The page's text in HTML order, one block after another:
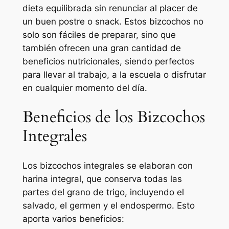
dieta equilibrada sin renunciar al placer de
un buen postre o snack. Estos bizcochos no
solo son fáciles de preparar, sino que
también ofrecen una gran cantidad de
beneficios nutricionales, siendo perfectos
para llevar al trabajo, a la escuela o disfrutar
en cualquier momento del día.
Beneficios de los Bizcochos
Integrales
Los bizcochos integrales se elaboran con
harina integral, que conserva todas las
partes del grano de trigo, incluyendo el
salvado, el germen y el endospermo. Esto
aporta varios beneficios: